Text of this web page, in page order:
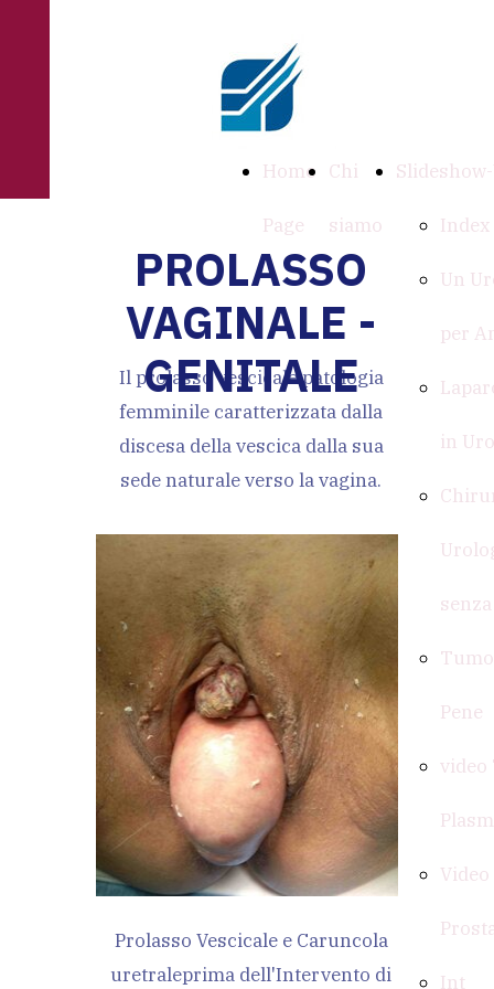
Home
Page
Chi
siamo Index
Un
per
in
Pene
video
Int
PROLASSO
VAGINALE -
GENITALE
Il prolasso vescicale patologia
femminile caratterizzata dalla
discesa della vescica dalla sua
sede naturale verso la vagina.
Prolasso Vescicale e Caruncola
uretraleprima dell'Intervento di